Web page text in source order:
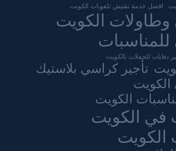
افضل خدمة تفتيش تلفونات الكويت
وطاولات الكويت
للمناسبات
دفايات للحفلات بالكويت
تأجير كراسي بلاستيك
الكويت
في الكويت
الكويت